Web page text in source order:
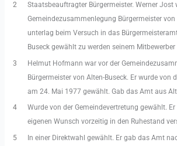
2
Staatsbeauftragter Bürgermeister. Werner Jost
Gemeindezusammenlegung Bürgermeister von
unterlag beim Versuch in das
Buseck gewählt zu werden seinem
3
Helmut Hofmann war vor der
Bürgermeister von Alten-Buseck. Er wurde von
am 24. Mai 1977 gewählt. Gab das Amt aus
4
Wurde von der Gemeindevertretung gewählt.
eigenen Wunsch vorzeitig in den Ruhestand
5
In einer Direktwahl gewählt. Er gab das Amt